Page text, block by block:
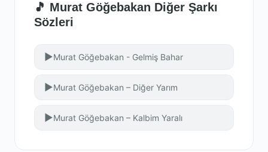
🎵 Murat Göğebakan Diğer Şarkı
Sözleri
▶Murat Göğebakan - Gelmiş Bahar
▶Murat Göğebakan – Diğer Yarım
▶Murat Göğebakan – Kalbim Yaralı